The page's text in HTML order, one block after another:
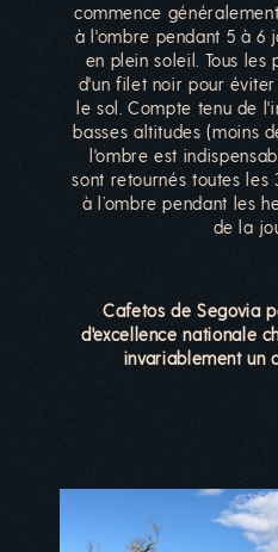
commence
à l'ombre pendant 5 à 6
en plein soleil. Tous les
d'un filet noir pour
le sol. Compte tenu de
basses altitudes (moins
l'ombre est
sont retournés toutes les
à l’ombre pendant les
de la
Cafetos de Segovia
d'excellence nationale
invariablement un